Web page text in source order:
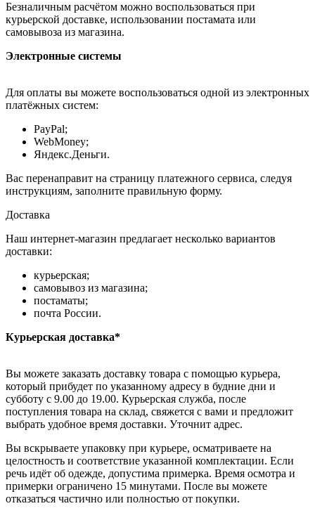
Безналичным расчётом можно воспользоваться при
курьерской доставке, использовании постамата или
самовывоза из магазина.
Электронные системы
Для оплаты вы можете воспользоваться одной из электронных
платёжных систем:
PayPal;
WebMoney;
Яндекс.Деньги.
Вас перенаправит на страницу платежного сервиса, следуя
инструкциям, заполните правильную форму.
Доставка
Наш интернет-магазин предлагает несколько вариантов
доставки:
курьерская;
самовывоз из магазина;
постаматы;
почта России.
Курьерская доставка*
Вы можете заказать доставку товара с помощью курьера,
который прибудет по указанному адресу в будние дни и
субботу с 9.00 до 19.00. Курьерская служба, после
поступления товара на склад, свяжется с вами и предложит
выбрать удобное время доставки. Уточнит адрес.
Вы вскрываете упаковку при курьере, осматриваете на
целостность и соответствие указанной комплектации. Если
речь идёт об одежде, допустима примерка. Время осмотра и
примерки ограничено 15 минутами. После вы можете
отказаться частично или полностью от покупки.